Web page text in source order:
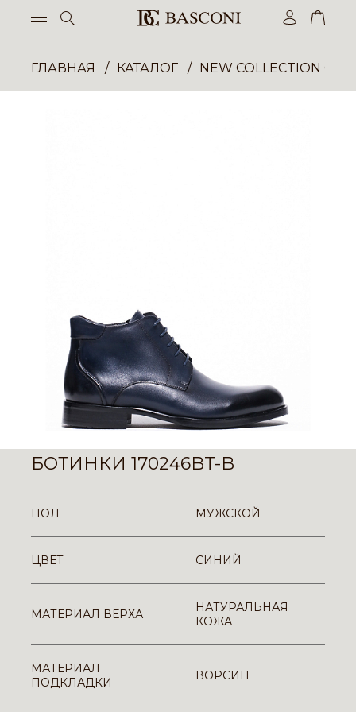
ГЛАВНАЯ КАТАЛОГ NEW COLLECTION
БОТИНКИ 170246BT-B
ПОЛ МУЖСКОЙ
ЦВЕТ СИНИЙ
МАТЕРИАЛ ВЕРХА
НАТУРАЛЬНАЯ
КОЖА
МАТЕРИАЛ
ПОДКЛАДКИ
ВОРСИН